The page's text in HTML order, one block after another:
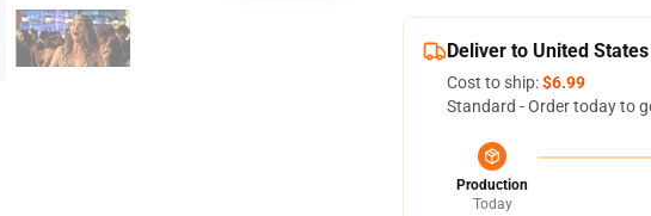
Deliver to United States
Cost to ship:$6.99
Standard - Order today to
Production
Today